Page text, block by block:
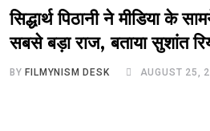
सिद्धार्थ पिठानी ने मीडिया के
सबसे बड़ा राज, बताया सुशांत
BY FILMYNISM DESK AUGUST 25,